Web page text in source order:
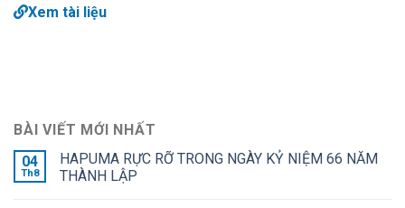
Xem tài liệu
BÀI VIẾT MỚI NHẤT
04
Th8
HAPUMA RỰC RỠ TRONG NGÀY KỶ NIỆM 66 NĂM
THÀNH LẬP